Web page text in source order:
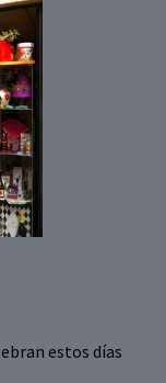
estos días